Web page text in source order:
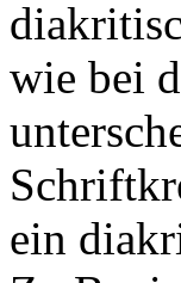
wie bei
ein